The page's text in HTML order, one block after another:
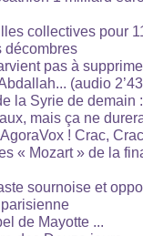
collectives pour
décombres
pas à
(audio
la Syrie de demain
mais ça ne
! Crac,
« Mozart » de la
sournoise et
de Mayotte ...